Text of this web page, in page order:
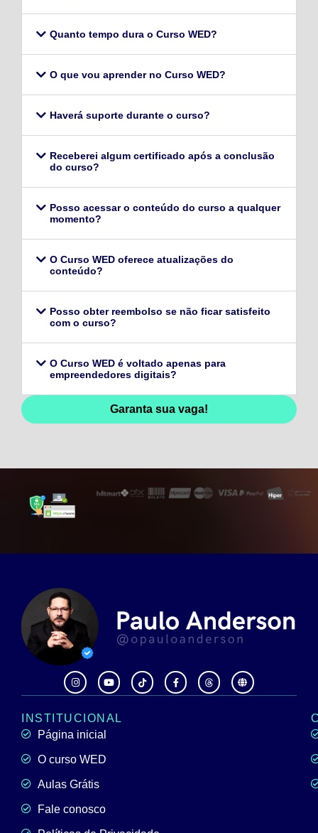
Quanto tempo dura o Curso WED?
O que vou aprender no Curso WED?
Haverá suporte durante o curso?
Receberei algum certificado após a conclusão
do curso?
Posso acessar o conteúdo do curso a qualquer
momento?
O Curso WED oferece atualizações do
conteúdo?
Posso obter reembolso se não ficar satisfeito
com o curso?
O Curso WED é voltado apenas para
empreendedores digitais?
Garanta sua vaga!
INSTITUCIONAL
Página inicial
O curso WED
Aulas Grátis
Fale conosco